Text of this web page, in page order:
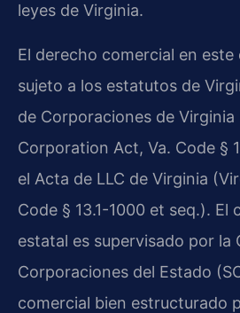
leyes de Virginia.
El derecho comercial en
sujeto a los estatutos de
de Corporaciones de Virginia
Corporation Act, Va. Code §
el Acta de LLC de Virginia
Code § 13.1-1000 et seq.). El
estatal es supervisado por la
Corporaciones del Estado
comercial bien estructurado